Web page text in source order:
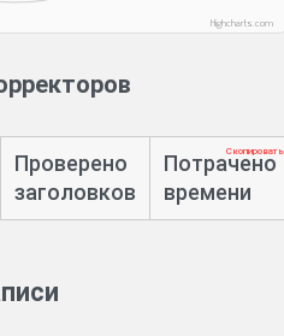
Highcharts.com
Проверено
заголовков
Потрачено
времени
Скопировать